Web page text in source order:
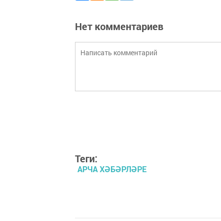
Нет комментариев
Теги:
АРЧА ХӘБӘРЛӘРЕ